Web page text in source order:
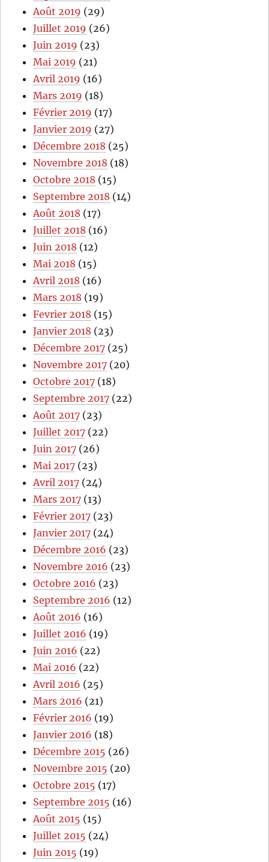
Août 2019 (29)
Juillet 2019 (26)
Juin 2019 (23)
Mai 2019 (21)
Avril 2019 (16)
Mars 2019 (18)
Février 2019 (17)
Janvier 2019 (27)
Décembre 2018 (25)
Novembre 2018 (18)
Octobre 2018 (15)
Septembre 2018 (14)
Août 2018 (17)
Juillet 2018 (16)
Juin 2018 (12)
Mai 2018 (15)
Avril 2018 (16)
Mars 2018 (19)
Fevrier 2018 (15)
Janvier 2018 (23)
Décembre 2017 (25)
Novembre 2017 (20)
Octobre 2017 (18)
Septembre 2017 (22)
Août 2017 (23)
Juillet 2017 (22)
Juin 2017 (26)
Mai 2017 (23)
Avril 2017 (24)
Mars 2017 (13)
Février 2017 (23)
Janvier 2017 (24)
Décembre 2016 (23)
Novembre 2016 (23)
Octobre 2016 (23)
Septembre 2016 (12)
Août 2016 (16)
Juillet 2016 (19)
Juin 2016 (22)
Mai 2016 (22)
Avril 2016 (25)
Mars 2016 (21)
Février 2016 (19)
Janvier 2016 (18)
Décembre 2015 (26)
Novembre 2015 (20)
Octobre 2015 (17)
Septembre 2015 (16)
Août 2015 (15)
Juillet 2015 (24)
Juin 2015 (19)